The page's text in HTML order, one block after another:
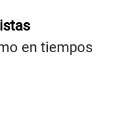
en tiempos